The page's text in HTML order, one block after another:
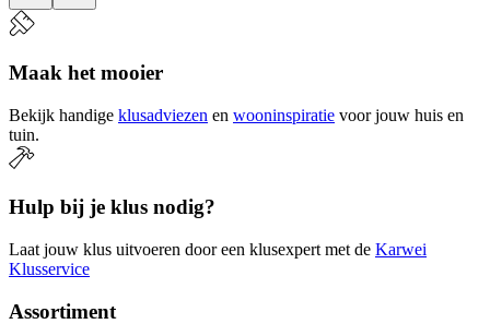
Maak het mooier
Bekijk handige klusadviezen en wooninspiratie voor jouw huis en
tuin.
Hulp bij je klus nodig?
Laat jouw klus uitvoeren door een klusexpert met de Karwei
Klusservice
Assortiment